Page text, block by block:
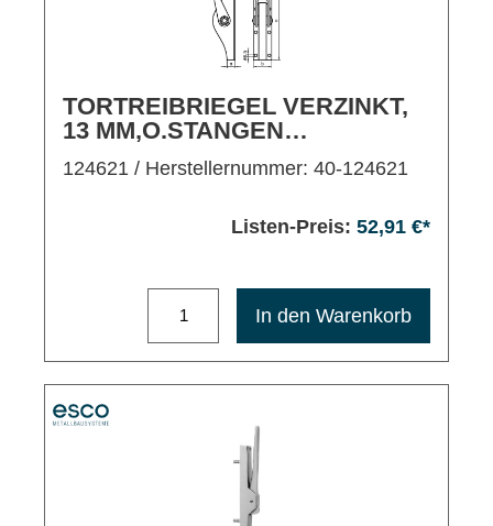
TORTREIBRIEGEL VERZINKT,
13 MM,O.STANGEN
M.SCHLAUFEN
124621 / Herstellernummer: 40-124621
Listen-Preis: 52,91 €*
In den Warenkorb